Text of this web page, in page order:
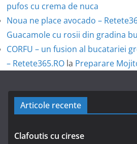
pufos cu crema de nuca
Noua ne place avocado –
Guacamole cu rosii din gradina
CORFU – un fusion al bucatariei
– Retete365.RO la Preparare
Articole recente
Clafoutis cu cirese